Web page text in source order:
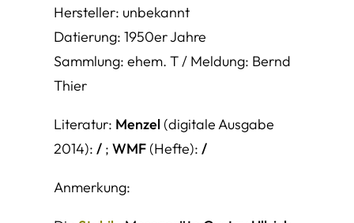
Hersteller: unbekannt
Datierung: 1950er Jahre
Sammlung: ehem. T / Meldung: Bernd
Thier
Literatur: Menzel (digitale Ausgabe
2014): / ; WMF (Hefte): /
Anmerkung: